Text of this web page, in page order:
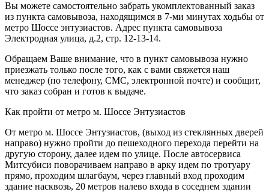
Вы можете самостоятельно забрать укомплектованный заказ
из пункта самовывоза, находящимся в 7-ми минутах ходьбы от
метро Шоссе энтузиастов. Адрес пункта самовывоза
Электродная улица, д.2, стр. 12-13-14.
Обращаем Ваше внимание, что в пункт самовывоза нужно
приезжать только после того, как с вами свяжется наш
менеджер (по телефону, СМС, электронной почте) и сообщит,
что заказ собран и готов к выдаче.
Как пройти от метро м. Шоссе Энтузиастов
От метро м. Шоссе Энтузиастов, (выход из стеклянных дверей
направо) нужно пройти до пешеходного перехода перейти на
другую сторону, далее идем по улице. После автосервиса
Митсубиси поворачиваем направо в арку идем по тротуару
прямо, проходим шлагбаум, через главный вход проходим
здание насквозь, 20 метров налево входа в соседнем здании